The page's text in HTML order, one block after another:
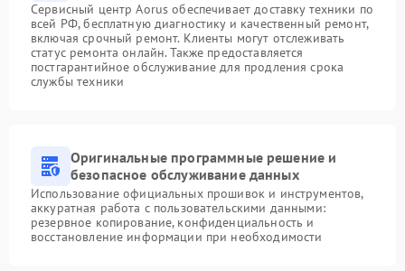
Сервисный центр Aorus обеспечивает доставку техники по
всей РФ, бесплатную диагностику и качественный ремонт,
включая срочный ремонт. Клиенты могут отслеживать
статус ремонта онлайн. Также предоставляется
постгарантийное обслуживание для продления срока
службы техники
Оригинальные программные решение и
безопасное обслуживание данных
Использование официальных прошивок и инструментов,
аккуратная работа с пользовательскими данными:
резервное копирование, конфиденциальность и
восстановление информации при необходимости